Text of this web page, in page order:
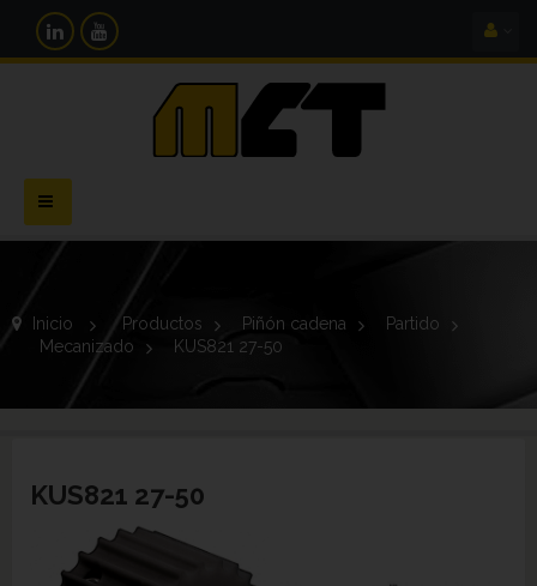
Navegación
Toggle
Inicio > Productos > Piñón cadena >
Partido
Mecanizado > KUS821 27-50
KUS821 27-50